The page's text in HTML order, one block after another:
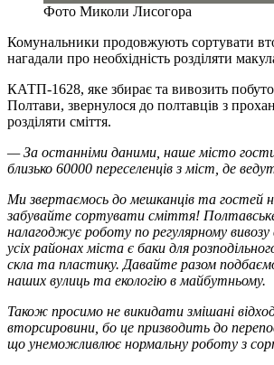
Фото Миколи Лисогора
Комунальники продовжують сортувати
нагадали про необхідність розділяти
КАТП-1628, яке збирає та вивозить
Полтави, звернулося до полтавців з
розділяти сміття.
— За останніми даними, наше місто
близько 60000 переселенців з міст, де
Ми звертаємось до мешканців та гостей
забувайте сортувати сміття!
налагоджує роботу по регулярному
усіх районах міста є баки для
скла та пластику. Давайте разом
наших вулиць та екологію в майбутньому.
Також просимо не викидати змішані
вторсировини, бо це призводить до
що унеможливлює нормальну роботу з